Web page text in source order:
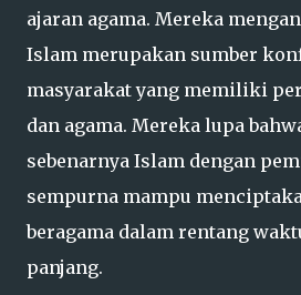
ajaran agama. Mereka
Islam merupakan sumber
masyarakat yang memiliki
dan agama. Mereka lupa
sebenarnya Islam dengan
sempurna mampu
beragama dalam rentang
panjang.